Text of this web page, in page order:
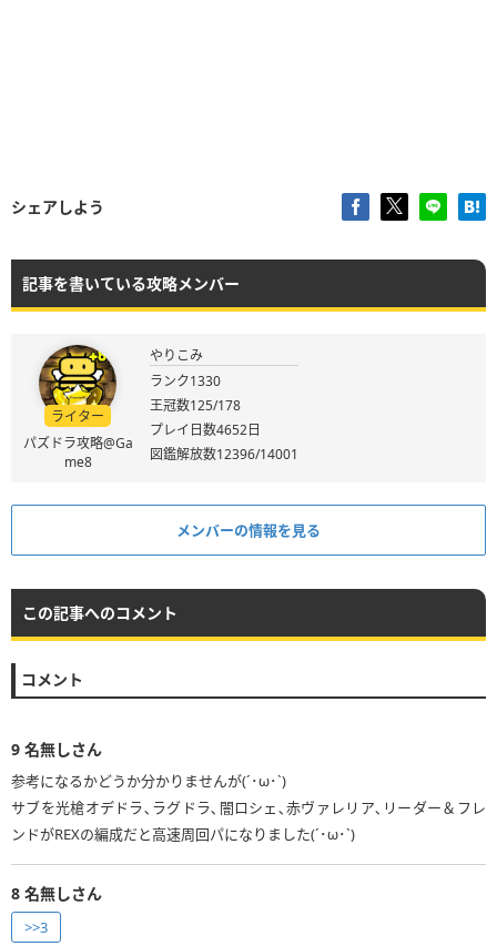
シェアしよう
記事を書いている攻略メンバー
ライター
パズドラ攻略@Ga
me8
やりこみ
ランク1330
王冠数125/178
プレイ日数4652日
図鑑解放数12396/14001
メンバーの情報を見る
この記事へのコメント
コメント
9 名無しさん
参考になるかどうか分かりませんが(´･ω･`)
サブを光槍オデドラ､ラグドラ､闇ロシェ､赤ヴァレリア､リーダー＆フレ
ンドがREXの編成だと高速周回パになりました(´･ω･`)
8 名無しさん
>>3